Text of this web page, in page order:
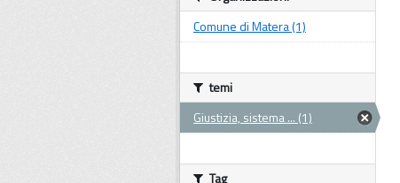
Comune di Matera (1)
temi
Giustizia, sistema ... (1)
Tag